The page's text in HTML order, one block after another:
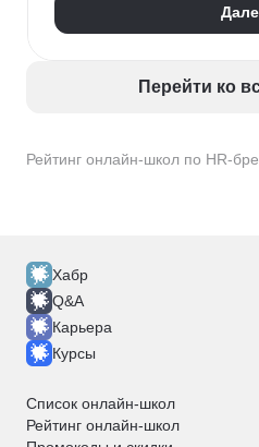
Рейтинг онлайн-школ по HR-
Управление персоналом
Перейти ко
Хабр
Q&A
Карьера
Курсы
Список онлайн-школ
Рейтинг онлайн-школ